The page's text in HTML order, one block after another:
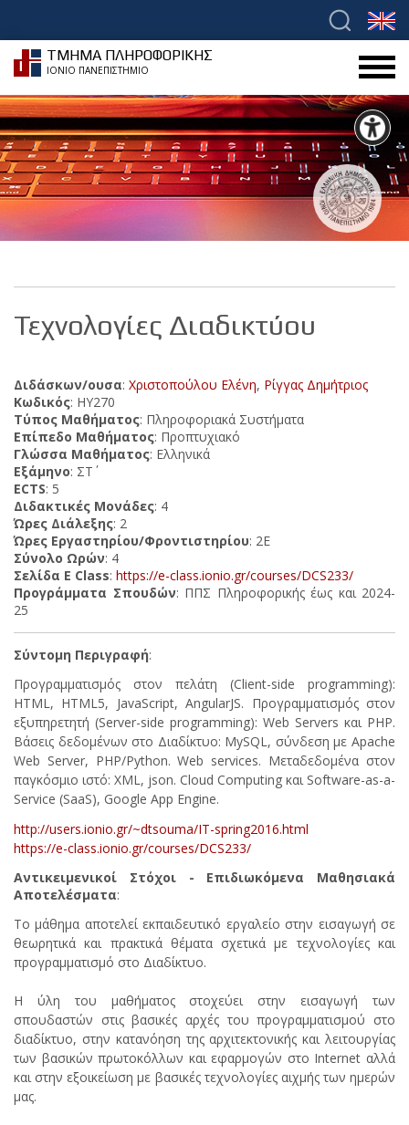
ΤΜΗΜΑ ΠΛΗΡΟΦΟΡΙΚΗΣ
ΙΟΝΙΟ ΠΑΝΕΠΙΣΤΗΜΙΟ
Τεχνολογίες Διαδικτύου
Διδάσκων/ουσα: Χριστοπούλου Ελένη, Ρίγγας Δημήτριος
Κωδικός: ΗΥ270
Τύπος Μαθήματος: Πληροφοριακά Συστήματα
Επίπεδο Μαθήματος: Προπτυχιακό
Γλώσσα Μαθήματος: Ελληνικά
Εξάμηνο: ΣΤ΄
ECTS: 5
Διδακτικές Μονάδες: 4
Ώρες Διάλεξης: 2
Ώρες Εργαστηρίου/Φροντιστηρίου: 2Ε
Σύνολο Ωρών: 4
Σελίδα E Class: https://e-class.ionio.gr/courses/DCS233/
Προγράμματα Σπουδών: ΠΠΣ Πληροφορικής έως και 2024-
25
Σύντομη Περιγραφή:
Προγραμματισμός στον πελάτη (Client-side programming):
HTML, HTML5, JavaScript, AngularJS. Προγραμματισμός στον
εξυπηρετητή (Server-side programming): Web Servers και PHP.
Βάσεις δεδομένων στο Διαδίκτυο: MySQL, σύνδεση με Apache
Web Server, PHP/Python. Web services. Μεταδεδομένα στον
παγκόσμιο ιστό: XML, json. Cloud Computing και Software-as-a-
Service (SaaS), Google App Engine.
http://users.ionio.gr/~dtsouma/IT-spring2016.html
https://e-class.ionio.gr/courses/DCS233/
Αντικειμενικοί Στόχοι - Επιδιωκόμενα Μαθησιακά
Αποτελέσματα:
Το μάθημα αποτελεί εκπαιδευτικό εργαλείο στην εισαγωγή σε
θεωρητικά και πρακτικά θέματα σχετικά με τεχνολογίες και
προγραμματισμό στο Διαδίκτυο.
Η ύλη του μαθήματος στοχεύει στην εισαγωγή των
σπουδαστών στις βασικές αρχές του προγραμματισμού στο
διαδίκτυο, στην κατανόηση της αρχιτεκτονικής και λειτουργίας
των βασικών πρωτοκόλλων και εφαρμογών στο Internet αλλά
και στην εξοικείωση με βασικές τεχνολογίες αιχμής των ημερών
μας.